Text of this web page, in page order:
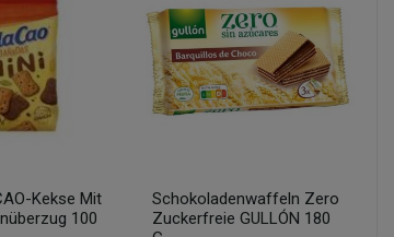
Kekse Mit
100
Schokoladenwaffeln Zero
Zuckerfreie GULLÓN 180